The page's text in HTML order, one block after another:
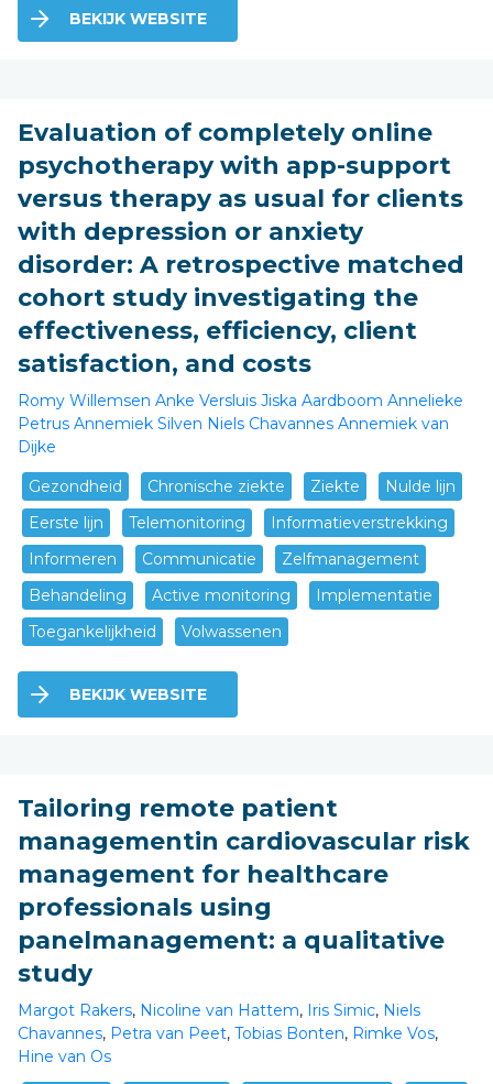
BEKIJK WEBSITE
Evaluation of completely online
psychotherapy with app-support
versus therapy as usual for clients
with depression or anxiety
disorder: A retrospective matched
cohort study investigating the
effectiveness, efficiency, client
satisfaction, and costs
Romy Willemsen Anke Versluis Jiska Aardboom Annelieke
Petrus Annemiek Silven Niels Chavannes Annemiek van
Dijke
Gezondheid
Chronische ziekte Ziekte
Nulde lijn
Eerste lijn
Telemonitoring
Informatieverstrekking
Informeren
Communicatie
Zelfmanagement
Behandeling
Active monitoring
Implementatie
Toegankelijkheid
Volwassenen
BEKIJK WEBSITE
Tailoring remote patient
managementin cardiovascular risk
management for healthcare
professionals using
panelmanagement: a qualitative
study
Margot Rakers, Nicoline van Hattem, Iris Simic, Niels
Chavannes, Petra van Peet, Tobias Bonten, Rimke Vos,
Hine van Os